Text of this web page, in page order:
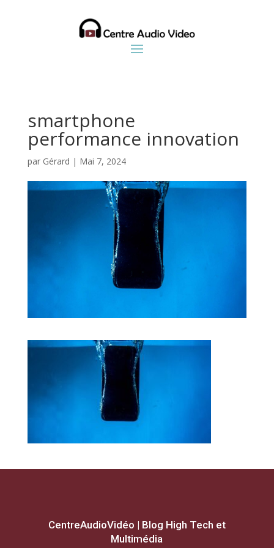
smartphone
performance innovation
par Gérard | Mai 7, 2024
CentreAudioVidéo | Blog High Tech et
Multimédia